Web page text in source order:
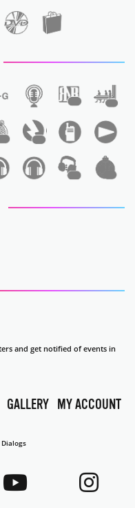
and get notified of events in
GALLERY MY ACCOUNT
Dialogs